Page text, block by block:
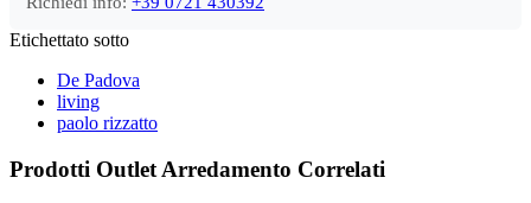
Etichettato sotto
De Padova
living
paolo rizzatto
Prodotti Outlet Arredamento Correlati